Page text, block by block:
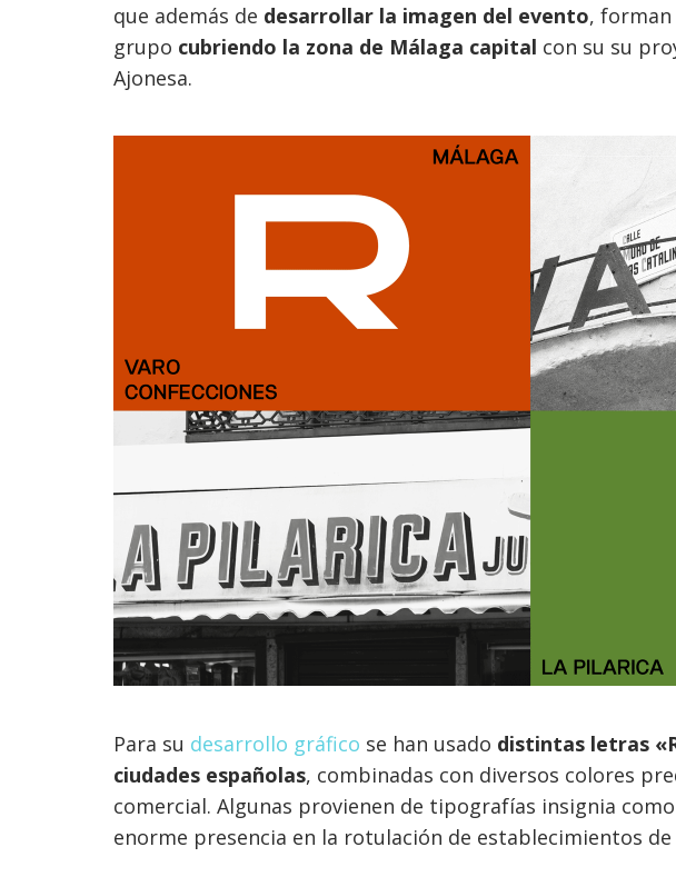
que además de desarrollar la imagen del evento,
grupo cubriendo la zona de Málaga capital con su su
Ajonesa.
Para su desarrollo gráfico se han usado distintas letras
ciudades españolas, combinadas con diversos colores
comercial. Algunas provienen de tipografías insignia
enorme presencia en la rotulación de establecimientos